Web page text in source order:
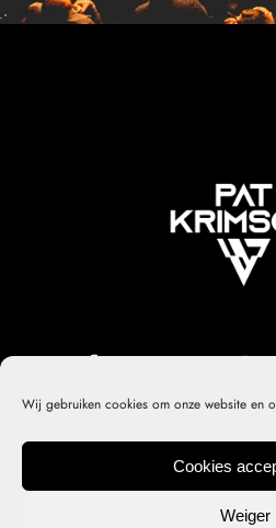
Wij gebruiken cookies om onze website en
Cookies
Weiger
Privacy policy Contact
© 2022 PK – Developed